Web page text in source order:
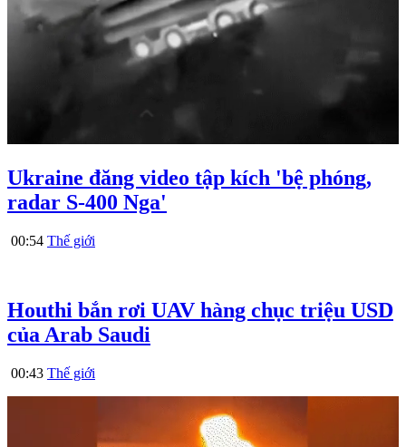
Ukraine đăng video tập kích 'bệ phóng,
radar S-400 Nga'
00:54 Thế giới
Houthi bắn rơi UAV hàng chục triệu USD
của Arab Saudi
00:43 Thế giới